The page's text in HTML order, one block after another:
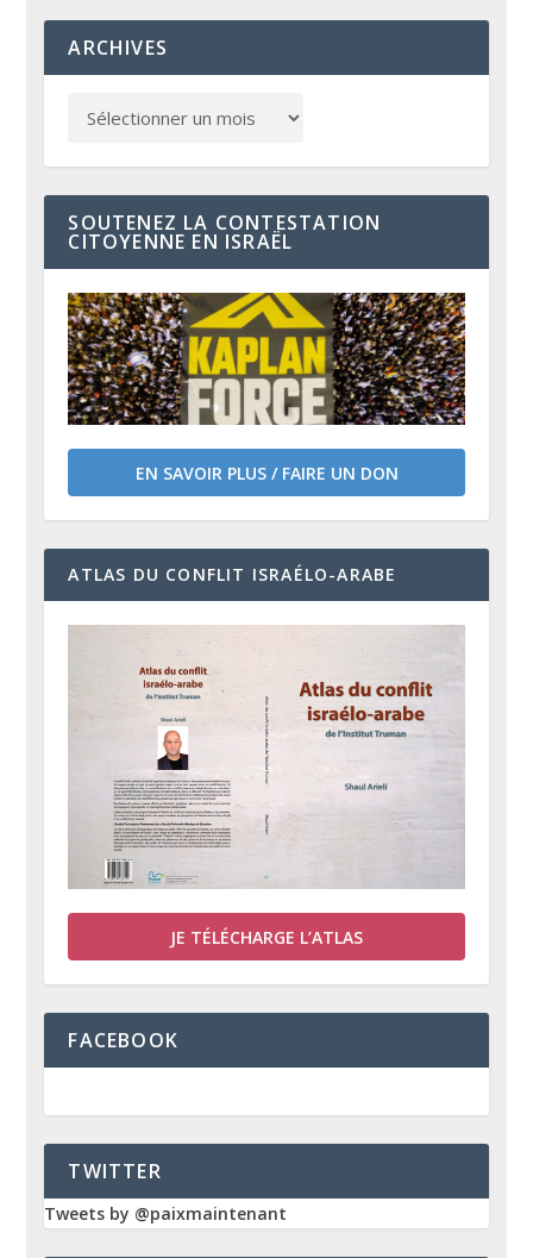
ARCHIVES
SOUTENEZ LA CONTESTATION
CITOYENNE EN ISRAËL
EN SAVOIR PLUS / FAIRE UN DON
ATLAS DU CONFLIT ISRAÉLO-ARABE
JE TÉLÉCHARGE L’ATLAS
FACEBOOK
TWITTER
Tweets by @paixmaintenant